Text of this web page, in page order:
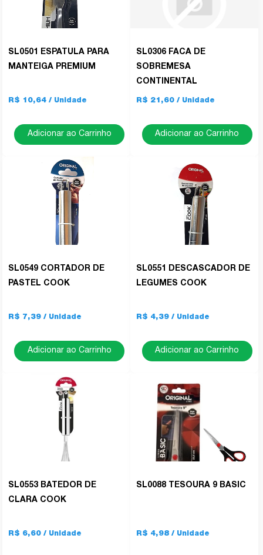
SL0501 ESPATULA PARA
MANTEIGA PREMIUM
R$ 10,64
Adicionar ao Carrinho
SL0306 FACA DE
SOBREMESA
CONTINENTAL
R$ 21,60
Adicionar ao Carrinho
SL0549 CORTADOR DE
PASTEL COOK
R$ 7,39
Adicionar ao Carrinho
SL0551 DESCASCADOR DE
LEGUMES COOK
R$ 4,39
Adicionar ao Carrinho
SL0553 BATEDOR DE
CLARA COOK
R$ 6,60
SL0088 TESOURA 9 BASIC
R$ 4,98